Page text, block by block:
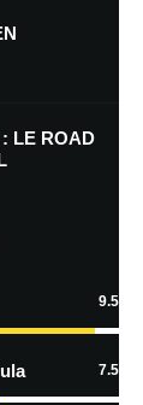
pour
En savoir
LE ROAD
9.5
7.5